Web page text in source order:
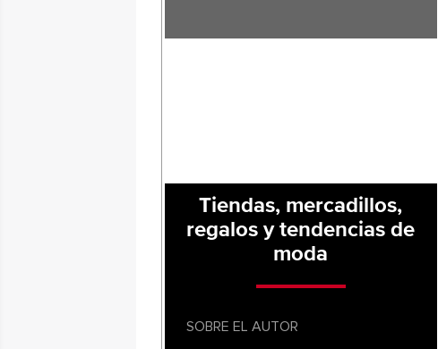
Tiendas, mercadillos,
regalos y tendencias de
moda
SOBRE EL AUTOR